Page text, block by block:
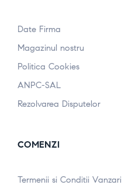
Date Firma
Magazinul nostru
Politica Cookies
ANPC-SAL
Rezolvarea Disputelor
COMENZI
Termenii si Conditii Vanzari